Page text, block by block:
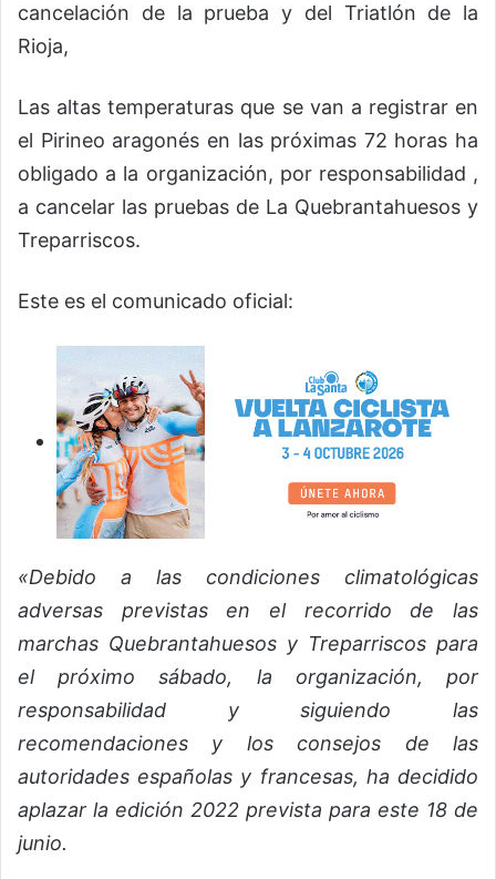
cancelación de la prueba y del Triatlón de la
Rioja,
Las altas temperaturas que se van a registrar en
el Pirineo aragonés en las próximas 72 horas ha
obligado a la organización, por responsabilidad ,
a cancelar las pruebas de La Quebrantahuesos y
Treparriscos.
Este es el comunicado oficial:
«Debido a las condiciones climatológicas
adversas previstas en el recorrido de las
marchas Quebrantahuesos y Treparriscos para
el próximo sábado, la organización, por
responsabilidad y siguiendo las
recomendaciones y los consejos de las
autoridades españolas y francesas, ha decidido
aplazar la edición 2022 prevista para este 18 de
junio.